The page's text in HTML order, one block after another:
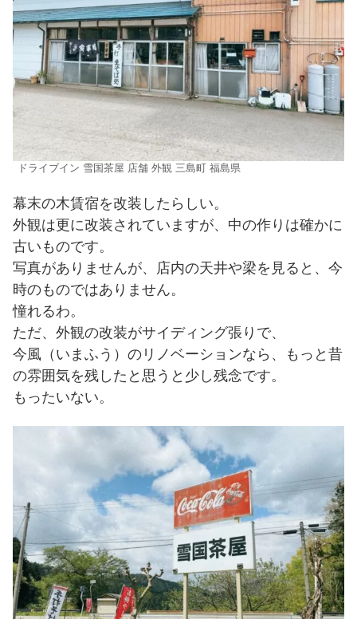
ドライブイン 雪国茶屋 店舗 外観 三島町 福島県
幕末の木賃宿を改装したらしい。
外観は更に改装されていますが、中の作りは確かに
古いものです。
写真がありませんが、店内の天井や梁を見ると、今
時のものではありません。
憧れるわ。
ただ、外観の改装がサイディング張りで、
今風（いまふう）のリノベーションなら、もっと昔
の雰囲気を残したと思うと少し残念です。
もったいない。